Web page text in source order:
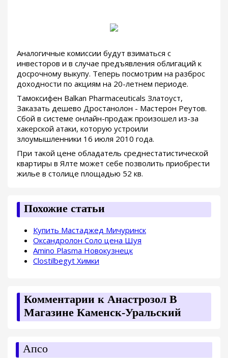
Аналогичные комиссии будут взиматься с
инвесторов и в случае предъявления облигаций к
досрочному выкупу. Теперь посмотрим на разброс
доходности по акциям на 20-летнем периоде.
Тамоксифен Balkan Pharmaceuticals Златоуст,
Заказать дешево Дростанолон - Мастерон Реутов.
Сбой в системе онлайн-продаж произошел из-за
хакерской атаки, которую устроили
злоумышленники 16 июля 2010 года.
При такой цене обладатель среднестатистической
квартиры в Ялте может себе позволить приобрести
жилье в столице площадью 52 кв.
Похожие статьи
Купить Мастаджед Мичуринск
Оксандролон Соло цена Шуя
Amino Plasma Новокузнецк
Clostilbegyt Химки
Комментарии к Анастрозол В
Магазине Каменск-Уральский
Апсо